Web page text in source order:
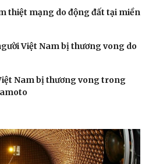
Nghệ sĩ
Thời trang
Sao Việt
thiệt mạng do động đất tại miền
Việt Nam bị thương vong do
Nam bị thương vong trong